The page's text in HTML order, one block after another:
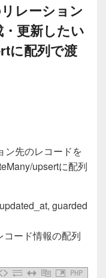
レーション
更新したい
に配列で渡
ン先のレコードを
upsertに配列
guarded
ード情報の配列
PHP